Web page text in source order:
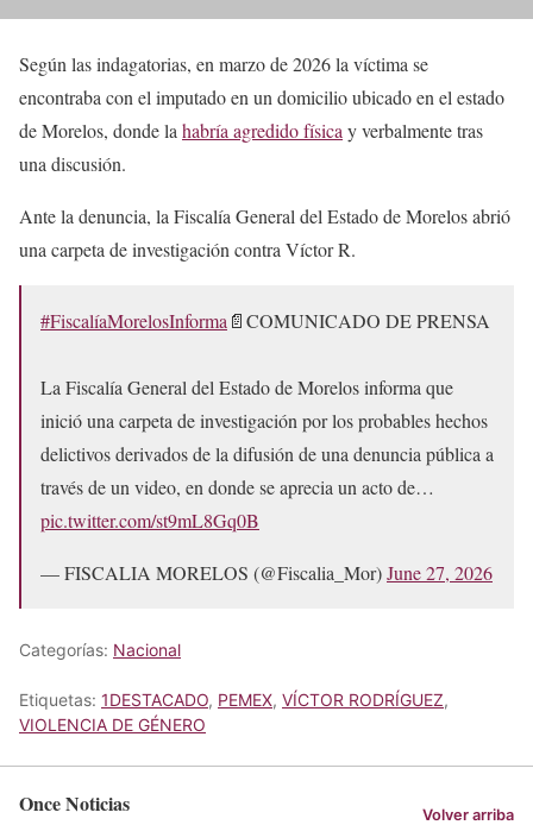
Según las indagatorias, en marzo de 2026 la víctima se
encontraba con el imputado en un domicilio ubicado en el estado
de Morelos, donde la habría agredido física y verbalmente tras
una discusión.
Ante la denuncia, la Fiscalía General del Estado de Morelos abrió
una carpeta de investigación contra Víctor R.
#FiscalíaMorelosInforma 📄COMUNICADO DE PRENSA
La Fiscalía General del Estado de Morelos informa que
inició una carpeta de investigación por los probables hechos
delictivos derivados de la difusión de una denuncia pública a
través de un video, en donde se aprecia un acto de…
pic.twitter.com/st9mL8Gq0B
— FISCALIA MORELOS (@Fiscalia_Mor)June 27, 2026
Categorías: Nacional
Etiquetas: 1DESTACADO, PEMEX, VÍCTOR RODRÍGUEZ,
VIOLENCIA DE GÉNERO
Once Noticias Volver arriba